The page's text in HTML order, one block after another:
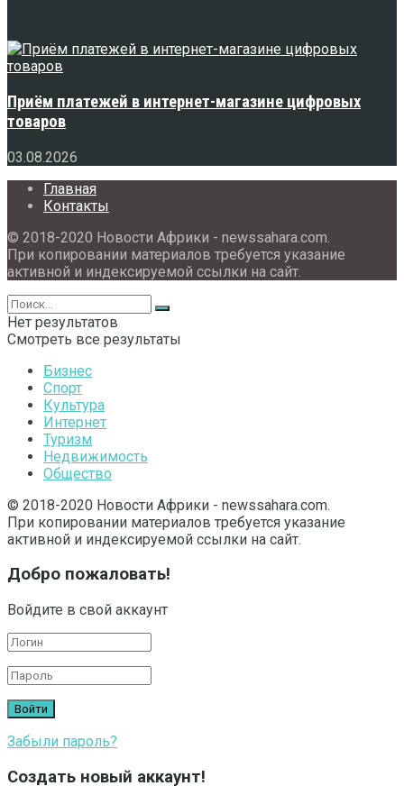
Приём платежей в интернет-магазине цифровых
товаров
03.08.2026
Главная
Контакты
© 2018-2020 Новости Африки - newssahara.com.
При копировании материалов требуется указание
активной и индексируемой ссылки на сайт.
Нет результатов
Смотреть все результаты
Бизнес
Спорт
Культура
Интернет
Туризм
Недвижимость
Общество
© 2018-2020 Новости Африки - newssahara.com.
При копировании материалов требуется указание
активной и индексируемой ссылки на сайт.
Добро пожаловать!
Войдите в свой аккаунт
Забыли пароль?
Создать новый аккаунт!